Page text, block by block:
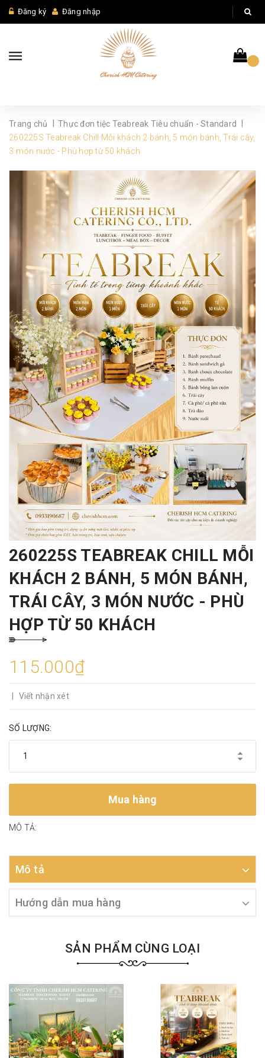
Đăng ký Đăng nhập
Trang chủ Thực đơn tiệc Teabreak Tiêu chuẩn - Standard
260225S Teabreak Chill Mỗi khách 2 bánh, 5 món bánh, Trái cây,
3 món nước - Phù hợp từ 50 khách
260225S TEABREAK CHILL MỖI
KHÁCH 2 BÁNH, 5 MÓN BÁNH,
TRÁI CÂY, 3 MÓN NƯỚC - PHÙ
HỢP TỪ 50 KHÁCH
115.000₫
Viết nhận xét
SỐ LƯỢNG:
Mua hàng
MÔ TẢ:
Mô tả
Hướng dẫn mua hàng
SẢN PHẨM CÙNG LOẠI